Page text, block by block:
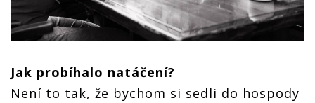
Jak probíhalo natáčení?
Není to tak, že bychom si sedli do hospody